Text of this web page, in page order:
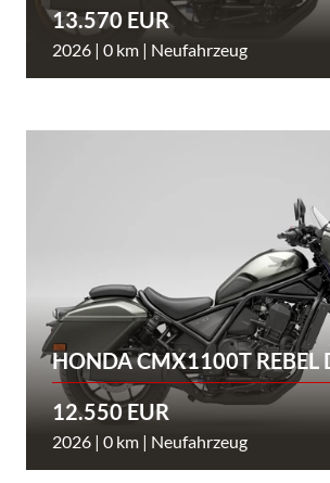
13.570 EUR
2026 | 0 km | Neufahrzeug
HONDA CMX1100T REBEL
12.550 EUR
2026 | 0 km | Neufahrzeug